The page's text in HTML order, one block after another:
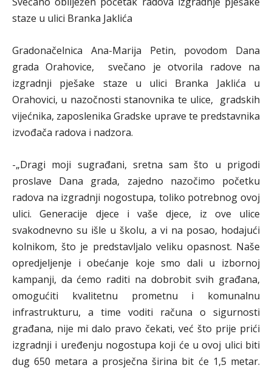
staze u ulici Branka Jaklića
Gradonačelnica Ana-Marija Petin, povodom Dana
grada Orahovice, svečano je otvorila radove na
izgradnji pješake staze u ulici Branka Jaklića u
Orahovici, u nazočnosti stanovnika te ulice, gradskih
vijećnika, zaposlenika Gradske uprave te predstavnika
izvođača radova i nadzora.
-„Dragi moji sugrađani, sretna sam što u prigodi
proslave Dana grada, zajedno nazočimo početku
radova na izgradnji nogostupa, toliko potrebnog ovoj
ulici. Generacije djece i vaše djece, iz ove ulice
svakodnevno su išle u školu, a vi na posao, hodajući
kolnikom, što je predstavljalo veliku opasnost. Naše
opredjeljenje i obećanje koje smo dali u izbornoj
kampanji, da ćemo raditi na dobrobit svih građana,
omogućiti kvalitetnu prometnu i komunalnu
infrastrukturu, a time voditi računa o sigurnosti
građana, nije mi dalo pravo čekati, već što prije prići
izgradnji i uređenju nogostupa koji će u ovoj ulici biti
dug 650 metara a prosječna širina bit će 1,5 metar.